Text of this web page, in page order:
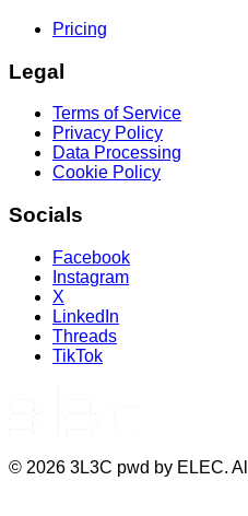
Pricing
Legal
Terms of Service
Privacy Policy
Data Processing
Cookie Policy
Socials
Facebook
Instagram
X
LinkedIn
Threads
TikTok
© 2026 3L3C pwd by ELEC.